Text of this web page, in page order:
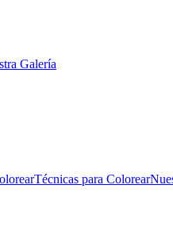
Galería
Técnicas para Colorear